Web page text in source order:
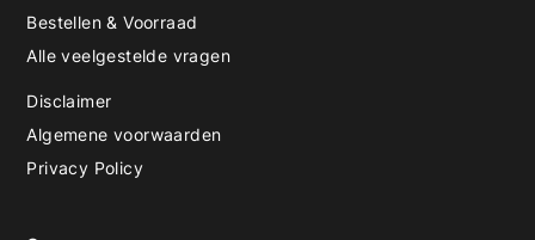
Bestellen & Voorraad
Alle veelgestelde vragen
Disclaimer
Algemene voorwaarden
Privacy Policy